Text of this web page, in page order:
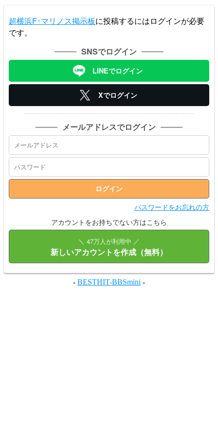
超横浜F･マリノス掲示板に投稿するにはログインが必要
です。
SNSでログイン
LINEでログイン
Xでログイン
メールアドレスでログイン
パスワードをお忘れの方
アカウントをお持ちでない方はこちら
＼ 47万人が利用中 ／
新しいアカウントを作成（無料）
- BESTHIT-BBSmini -